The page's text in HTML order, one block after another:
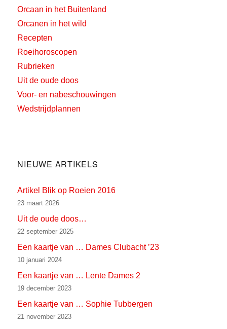
Orcaan in het Buitenland
Orcanen in het wild
Recepten
Roeihoroscopen
Rubrieken
Uit de oude doos
Voor- en nabeschouwingen
Wedstrijdplannen
NIEUWE ARTIKELS
Artikel Blik op Roeien 2016
23 maart 2026
Uit de oude doos…
22 september 2025
Een kaartje van … Dames Clubacht ’23
10 januari 2024
Een kaartje van … Lente Dames 2
19 december 2023
Een kaartje van … Sophie Tubbergen
21 november 2023